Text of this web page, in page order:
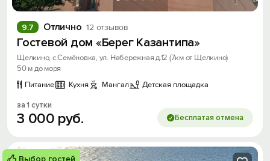
Отлично 12 отзывов
9.7
Гостевой дом «Берег Казантипа»
Щелкино, с.Семёновка, ул. Набережная д.12 (7км от Щелкино)
50 м до моря
Питание
Кухня Мангал Детская площадка
за 1 сутки
3 000 руб. Бесплатая отмена
Выбор гостей